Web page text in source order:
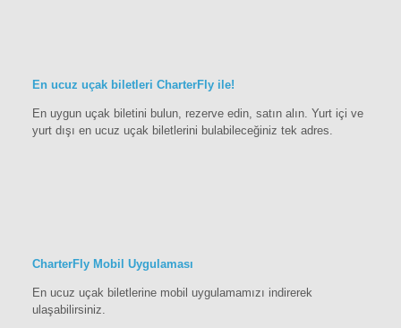
En ucuz uçak biletleri CharterFly ile!
En uygun uçak biletini bulun, rezerve edin, satın alın. Yurt içi ve
yurt dışı en ucuz uçak biletlerini bulabileceğiniz tek adres.
CharterFly Mobil Uygulaması
En ucuz uçak biletlerine mobil uygulamamızı indirerek
ulaşabilirsiniz.